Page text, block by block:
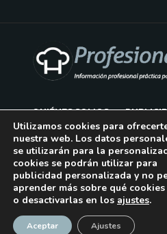
QUIÉNES SOMOS
AVISO LEGAL
POLÍTICA DE COOKIES
POLÍTICA DE PRIVACIDAD
CONTACTO
¡Suscríbase!
Utilizamos cookies para
nuestra web. Los datos
se utilizarán para la
cookies se podrán utilizar para
publicidad personalizada y no
aprender más sobre qué
o desactivarlas en los ajustes.
Aceptar Ajustes